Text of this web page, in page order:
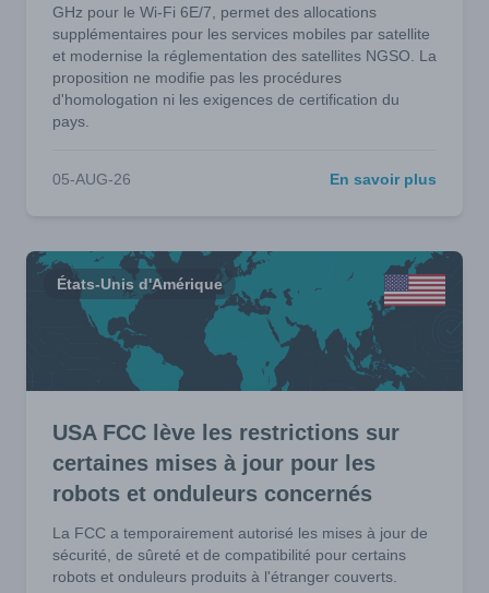
GHz pour le Wi-Fi 6E/7, permet des allocations
supplémentaires pour les services mobiles par satellite
et modernise la réglementation des satellites NGSO. La
proposition ne modifie pas les procédures
d'homologation ni les exigences de certification du
pays.
05-AUG-26 En savoir plus
États-Unis d'Amérique
USA FCC lève les restrictions sur
certaines mises à jour pour les
robots et onduleurs concernés
La FCC a temporairement autorisé les mises à jour de
sécurité, de sûreté et de compatibilité pour certains
robots et onduleurs produits à l'étranger couverts.